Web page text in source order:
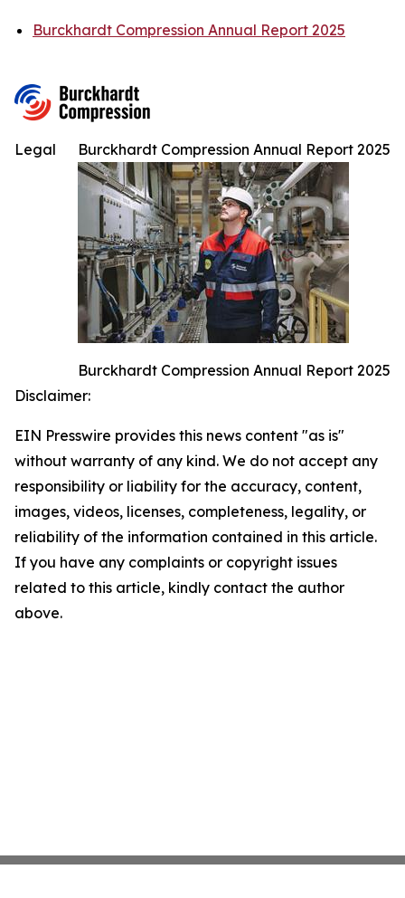
Burckhardt Compression Annual Report 2025
Burckhardt Compression Annual Report 2025
Burckhardt Compression Annual Report 2025
Legal
Disclaimer:
EIN Presswire provides this news content "as is"
without warranty of any kind. We do not accept any
responsibility or liability for the accuracy, content,
images, videos, licenses, completeness, legality, or
reliability of the information contained in this article.
If you have any complaints or copyright issues
related to this article, kindly contact the author
above.